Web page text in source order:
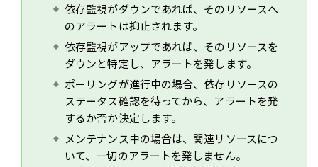
依存監視がダウンであれば、そのリソースへ
のアラートは抑止されます。
依存監視がアップであれば、そのリソースを
ダウンと特定し、アラートを発します。
ポーリングが進行中の場合、依存リソースの
ステータス確認を待ってから、アラートを発
するか否か決定します。
メンテナンス中の場合は、関連リソースにつ
いて、一切のアラートを発しません。